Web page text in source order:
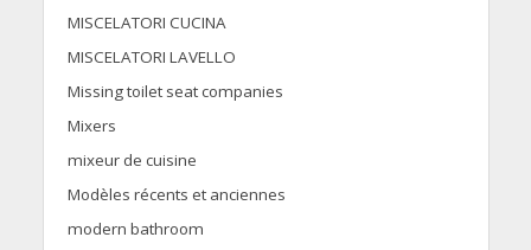
MISCELATORI CUCINA
MISCELATORI LAVELLO
Missing toilet seat companies
Mixers
mixeur de cuisine
Modèles récents et anciennes
modern bathroom